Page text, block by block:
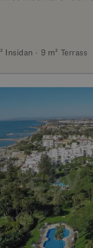
Insidan 9 m² Terrass